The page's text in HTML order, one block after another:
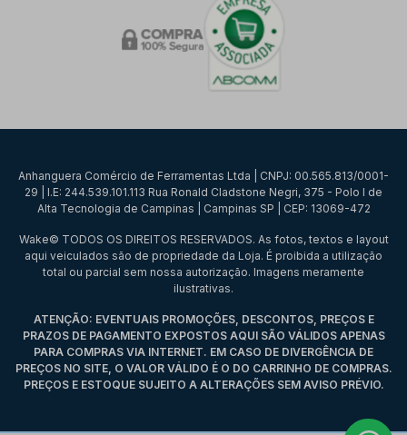
Anhanguera Comércio de Ferramentas Ltda | CNPJ: 00.565.813/0001-
29 | I.E: 244.539.101.113 Rua Ronald Cladstone Negri, 375 - Polo I de
Alta Tecnologia de Campinas | Campinas SP | CEP: 13069-472
Wake© TODOS OS DIREITOS RESERVADOS. As fotos, textos e layout
aqui veiculados são de propriedade da Loja. É proibida a utilização
total ou parcial sem nossa autorização. Imagens meramente
ilustrativas.
ATENÇÃO: EVENTUAIS PROMOÇÕES, DESCONTOS, PREÇOS E
PRAZOS DE PAGAMENTO EXPOSTOS AQUI SÃO VÁLIDOS APENAS
PARA COMPRAS VIA INTERNET. EM CASO DE DIVERGÊNCIA DE
PREÇOS NO SITE, O VALOR VÁLIDO É O DO CARRINHO DE COMPRAS.
PREÇOS E ESTOQUE SUJEITO A ALTERAÇÕES SEM AVISO PRÉVIO.